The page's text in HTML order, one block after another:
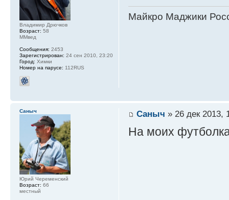
Майкро Маджики
Владимир Дрючков
Возраст: 58
ММвед
Сообщения: 2453
Зарегистрирован: 24 сен 2010, 23:20
Город: Химки
Номер на парусе: 112RUS
Саныч » 26 дек 2013,
На моих
Саныч
Юрий Череменский
Возраст: 66
местный